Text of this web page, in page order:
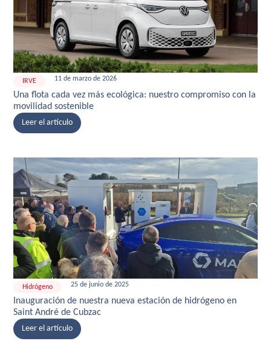
IRVE 11 de marzo de 2026
Una flota cada vez más ecológica: nuestro compromiso con la
movilidad sostenible
Leer el artículo
Hidrógeno 25 de junio de 2025
Inauguración de nuestra nueva estación de hidrógeno en
Saint André de Cubzac
Leer el artículo